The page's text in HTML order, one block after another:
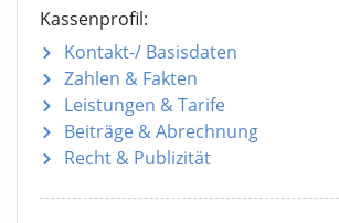
Kassenprofil:
Kontakt-/ Basisdaten
Zahlen & Fakten
Leistungen & Tarife
Beiträge & Abrechnung
Recht & Publizität